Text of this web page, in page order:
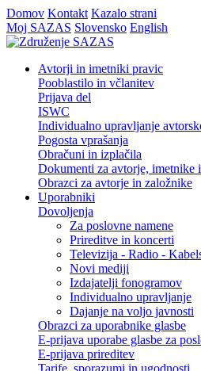
Domov Kontakt Kazalo strani
Moj SAZAS Slovensko English
Avtorji in imetniki pravic
Pooblastilo in včlanitev
Prijava del
ISWC
Individualno upravljanje
Pogosta vprašanja
Obračuni in izplačila
Dokumenti za avtorje, imetnike
Obrazci za avtorje in založnike
Uporabniki
Dovoljenja
Za poslovne namene
Prireditve in koncerti
Televizija - Radio -
Novi mediji
Izdajatelji fonogramov
Individualno upravljanje
Dajanje na voljo javnosti
Obrazci za uporabnike glasbe
E-prijava uporabe glasbe za
E-prijava prireditev
Tarife, sporazumi in ugodnosti